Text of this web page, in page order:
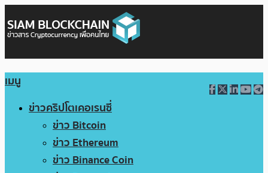
เมนู
ข่าวคริปโตเคอเรนซี่
ข่าว Bitcoin
ข่าว Ethereum
ข่าว Binance Coin